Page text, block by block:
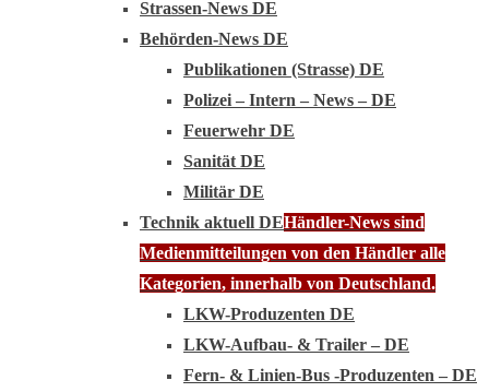
Strassen-News DE
Behörden-News DE
Publikationen (Strasse) DE
Polizei – Intern – News – DE
Feuerwehr DE
Sanität DE
Militär DE
Technik aktuell DEHändler-News sind
Medienmitteilungen von den Händler alle
Kategorien, innerhalb von Deutschland.
LKW-Produzenten DE
LKW-Aufbau- & Trailer – DE
Fern- & Linien-Bus -Produzenten – DE